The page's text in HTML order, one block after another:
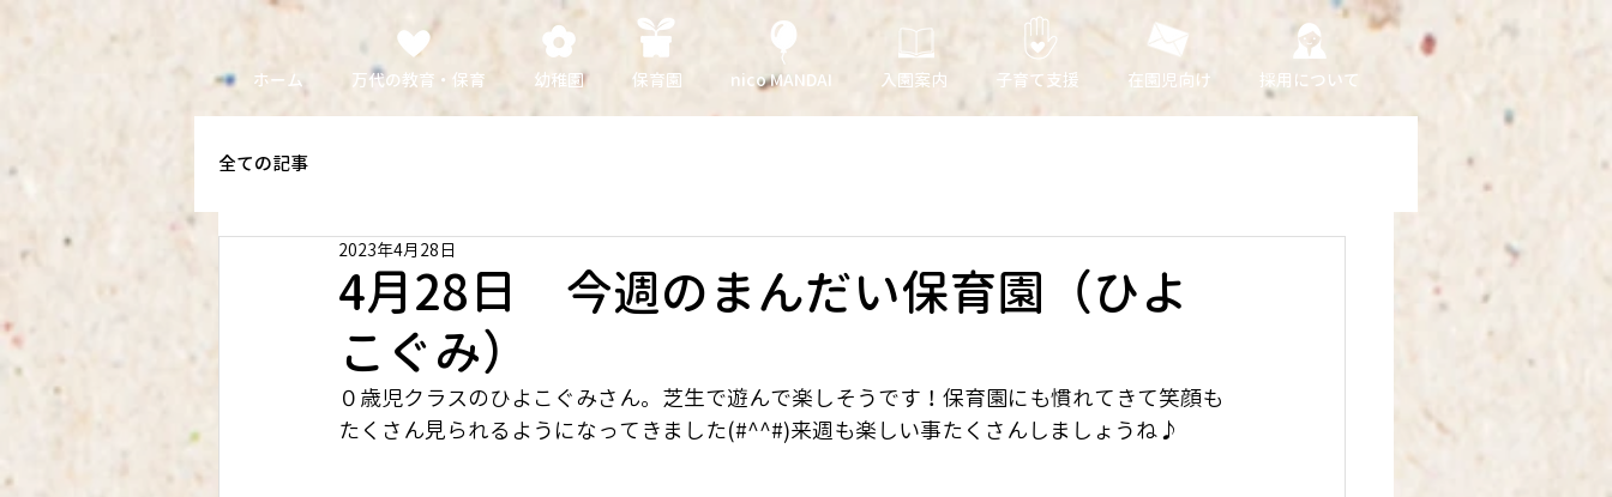
ホーム 万代の教育・保育 幼稚園 保育園 nico MANDAI 入園案内 子育て支援 在園児向け 採用について
全ての記事
4月28日 今週のまんだい保育園（ひよ
こぐみ）
2023年4月28日
０歳児クラスのひよこぐみさん。芝生で遊んで楽しそうです！保育園にも慣れてきて笑顔も
たくさん見られるようになってきました(#^^#)来週も楽しい事たくさんしましょうね♪